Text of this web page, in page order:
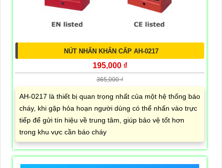
NÚT NHẤN KHẨN CẤP AH-0217
195,000 ₫
365,000 ₫
AH-0217 là thiết bị quan trọng nhất của một hệ thống báo
cháy, khi gặp hỏa hoạn người dùng có thể nhấn vào trực
tiếp để gửi tín hiệu về trung tâm, giúp bảo vệ tốt hơn
trong khu vực cần báo cháy